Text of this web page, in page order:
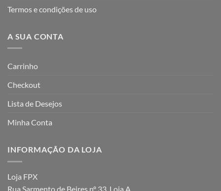
Termos e condições de uso
A SUA CONTA
Carrinho
Checkout
Lista de Desejos
Minha Conta
INFORMAÇÃO DA LOJA
Loja FPX
Rua Sarmento de Beires nº 33, Loja A